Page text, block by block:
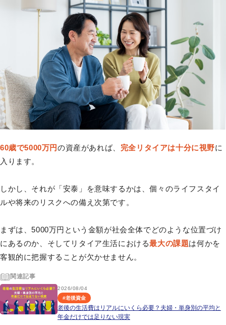
60歳で5000万円の資産があれば、 完全リタイアは十分に視野に
入ります。
しかし、それが「安泰」を意味するかは、個々のライフスタイ
ルや将来のリスクへの備え次第です。
まずは、5000万円という金額が社会全体でどのような位置づけ
にあるのか、そしてリタイア生活における最大の課題は何かを
客観的に把握することが欠かせません。
関連記事
2026/08/04
#老後資金
老後の生活費はリアルにいくら必要？夫婦・単身別の平均と
年金だけでは足りない現実